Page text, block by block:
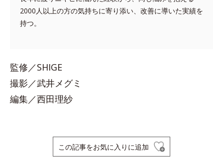
2000人以上の方の気持ちに寄り添い、改善に導いた実績を
持つ。
監修／SHIGE
撮影／武井メグミ
編集／西田理紗
この記事をお気に入りに追加